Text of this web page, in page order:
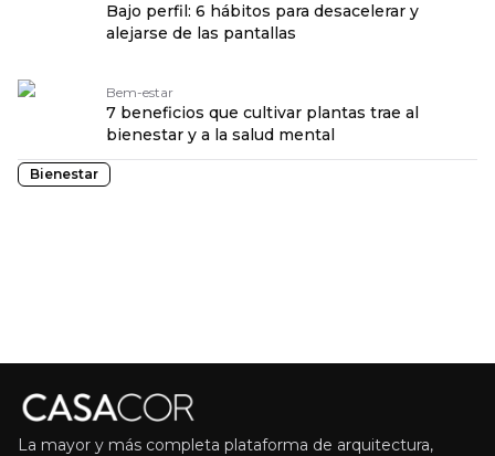
Bajo perfil: 6 hábitos para desacelerar y
alejarse de las pantallas
Bem-estar
7 beneficios que cultivar plantas trae al
bienestar y a la salud mental
Bienestar
La mayor y más completa plataforma de arquitectura,